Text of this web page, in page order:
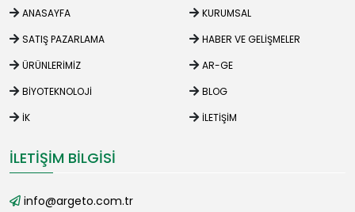
ANASAYFA
KURUMSAL
SATIŞ PAZARLAMA
HABER VE GELIŞMELER
ÜRÜNLERIMIZ
AR-GE
BIYOTEKNOLOJI
BLOG
İK
İLETIŞIM
İLETIŞIM BILGISI
info@argeto.com.tr